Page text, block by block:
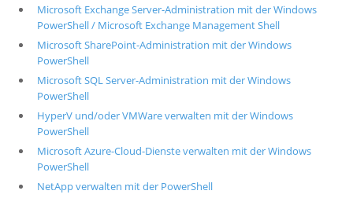
Microsoft Exchange Server-Administration mit der Windows
PowerShell / Microsoft Exchange Management Shell
Microsoft SharePoint-Administration mit der Windows
PowerShell
Microsoft SQL Server-Administration mit der Windows
PowerShell
HyperV und/oder VMWare verwalten mit der Windows
PowerShell
Microsoft Azure-Cloud-Dienste verwalten mit der Windows
PowerShell
NetApp verwalten mit der PowerShell